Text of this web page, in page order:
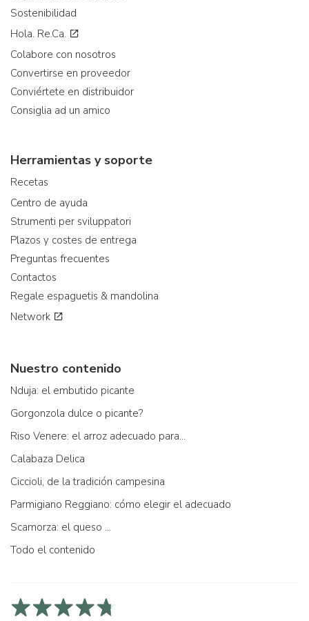
Sostenibilidad
Hola. Re.Ca.
Colabore con nosotros
Convertirse en proveedor
Conviértete en distribuidor
Consiglia ad un amico
Herramientas y soporte
Recetas
Centro de ayuda
Strumenti per sviluppatori
Plazos y costes de entrega
Preguntas frecuentes
Contactos
Regale espaguetis & mandolina
Network
Nuestro contenido
Nduja: el embutido picante
Gorgonzola dulce o picante?
Riso Venere: el arroz adecuado para...
Calabaza Delica
Ciccioli, de la tradición campesina
Parmigiano Reggiano: cómo elegir el adecuado
Scamorza: el queso ...
Todo el contenido